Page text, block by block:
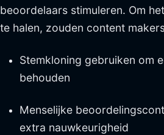
beoordelaars stimuleren. Om
te halen, zouden content
Stemkloning gebruiken om
behouden
Menselijke
extra nauwkeurigheid